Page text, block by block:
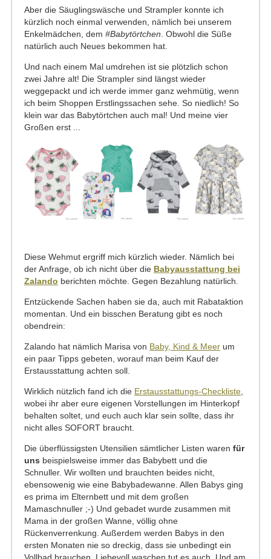
Aber die Säuglingswäsche und Strampler konnte ich
kürzlich noch einmal verwenden, nämlich bei unserem
Enkelmädchen, dem #Babytörtchen . Obwohl die Süße
natürlich auch Neues bekommen hat.
Und nach einem Mal umdrehen ist sie plötzlich schon
zwei Jahre alt! Die Strampler sind längst wieder
weggepackt und ich werde immer ganz wehmütig, wenn
ich beim Shoppen Erstlingssachen sehe. So niedlich! So
klein war das Babytörtchen auch mal! Und meine vier
Großen erst ...
Diese Wehmut ergriff mich kürzlich wieder. Nämlich bei
der Anfrage, ob ich nicht über die Babyausstattung bei
Zalando berichten möchte. Gegen Bezahlung natürlich.
Entzückende Sachen haben sie da, auch mit Rabataktion
momentan. Und ein bisschen Beratung gibt es noch
obendrein:
Zalando hat nämlich Marisa von Baby, Kind & Meer um
ein paar Tipps gebeten, worauf man beim Kauf der
Erstausstattung achten soll.
Wirklich nützlich fand ich die Erstausstattungs-Checkliste,
wobei ihr aber eure eigenen Vorstellungen im Hinterkopf
behalten soltet, und euch auch klar sein sollte, dass ihr
nicht alles SOFORT braucht.
Die überflüssigsten Utensilien sämtlicher Listen waren für
uns beispielsweise immer das Babybett und die
Schnuller. Wir wollten und brauchten beides nicht,
ebensowenig wie eine Babybadewanne. Allen Babys ging
es prima im Elternbett und mit dem großen
Mamaschnuller ;-) Und gebadet wurde zusammen mit
Mama in der großen Wanne, völlig ohne
Rückenverrenkung. Außerdem werden Babys in den
ersten Monaten nie so dreckig, dass sie unbedingt ein